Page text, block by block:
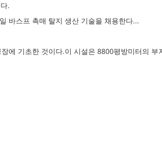
.
바스프 촉매 탈지 생산 기술을 채용한다...
에 기초한 것이다.이 시설은 8800평방미터의